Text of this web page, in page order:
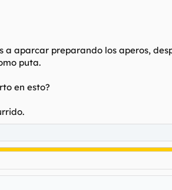
aparcar preparando los aperos,
puta.
en esto?